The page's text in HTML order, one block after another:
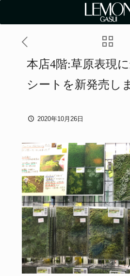
本店4階:草原表現
シートを新発売し
2020年10月26日